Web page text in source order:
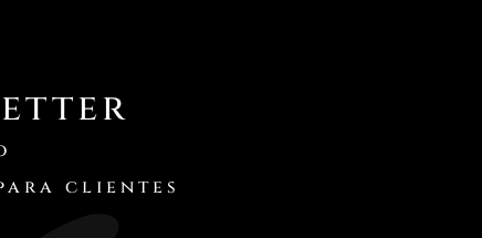
clientes